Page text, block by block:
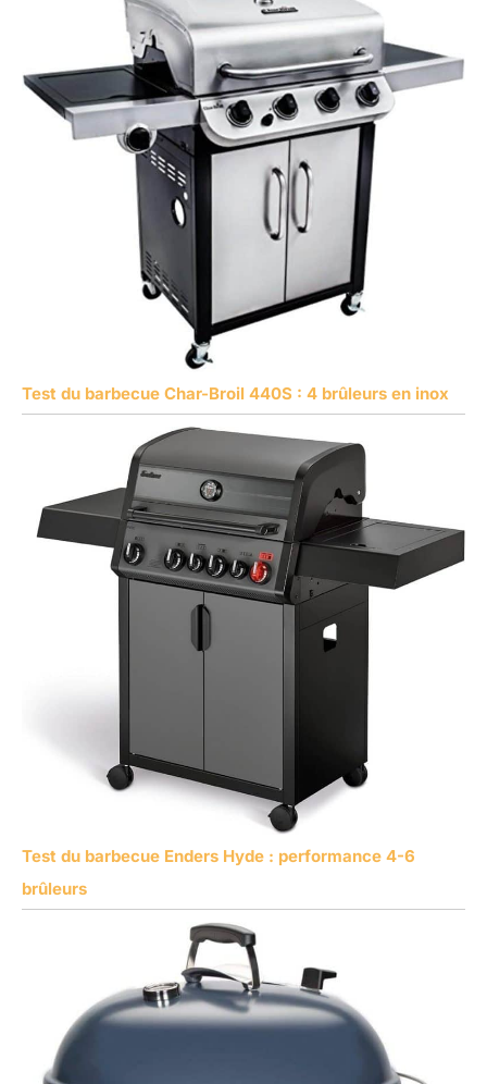
Test du barbecue Char-Broil 440S : 4 brûleurs en inox
Test du barbecue Enders Hyde : performance 4-6
brûleurs